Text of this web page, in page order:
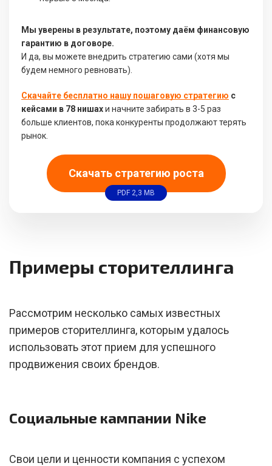
Мы уверены в результате, поэтому даём финансовую
гарантию в договоре.
И да, вы можете внедрить стратегию сами (хотя мы
будем немного ревновать).
Скачайте бесплатно нашу пошаговую стратегию с
кейсами в 78 нишахи начните забирать в 3-5 раз
больше клиентов, пока конкуренты продолжают терять
рынок.
Скачать стратегию роста
PDF 2,3 MB
Примеры сторителлинга
Рассмотрим несколько самых известных
примеров сторителлинга, которым удалось
использовать этот прием для успешного
продвижения своих брендов.
Социальные кампании Nike
Свои цели и ценности компания с успехом